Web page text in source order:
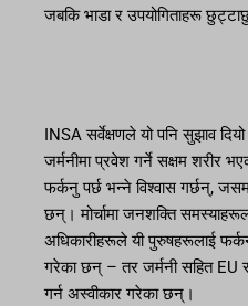
जबकि भाडा र उपयोगिताहरू
INSA सर्वेक्षणले यो पनि सुझाव
जर्मनीमा प्रवेश गर्ने सक्षम शरीर
फर्कनु पर्छ भन्ने विश्वास गर्छन्,
छन्। मोर्चामा जनशक्ति
अधिकारीहरूले यी पुरुषहरूलाई
गरेका छन् – तर जर्मनी सहित EU
गर्न अस्वीकार गरेका छन्।